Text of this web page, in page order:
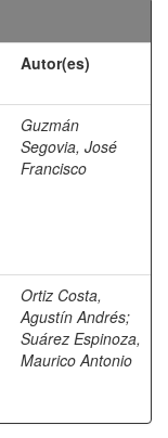
Autor(es)
Guzmán
Segovia, José
Francisco
Ortiz Costa,
Agustín Andrés;
Suárez Espinoza,
Maurico Antonio